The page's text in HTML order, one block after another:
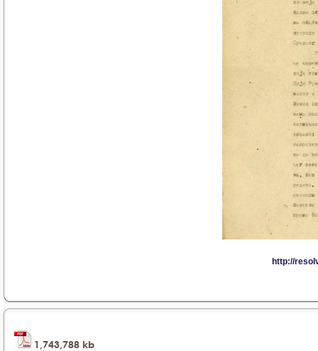
1,743,788 kb